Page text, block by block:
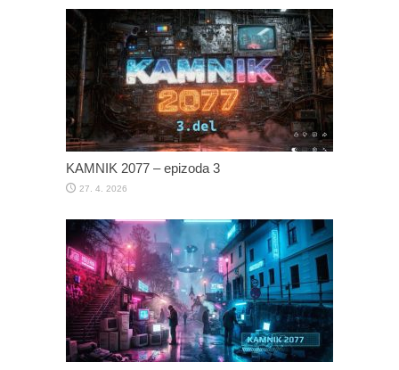
KAMNIK 2077 – epizoda 3
27. 4. 2026